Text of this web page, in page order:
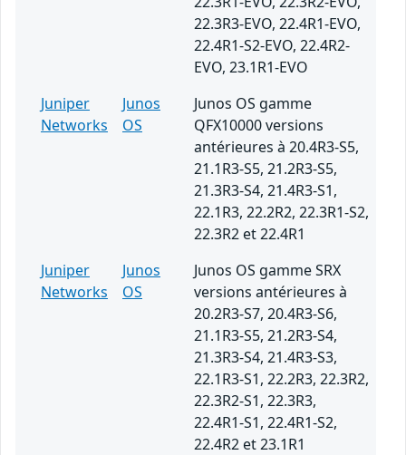
22.3R3-EVO, 22.4R1-EVO,
22.4R1-S2-EVO, 22.4R2-
EVO, 23.1R1-EVO
Juniper
Networks
Junos
OS
Junos OS gamme
QFX10000 versions
antérieures à 20.4R3-S5,
21.1R3-S5, 21.2R3-S5,
21.3R3-S4, 21.4R3-S1,
22.1R3, 22.2R2, 22.3R1-S2,
22.3R2 et 22.4R1
Juniper
Networks
Junos
OS
Junos OS gamme SRX
versions antérieures à
20.2R3-S7, 20.4R3-S6,
21.1R3-S5, 21.2R3-S4,
21.3R3-S4, 21.4R3-S3,
22.1R3-S1, 22.2R3, 22.3R2,
22.3R2-S1, 22.3R3,
22.4R1-S1, 22.4R1-S2,
22.4R2 et 23.1R1